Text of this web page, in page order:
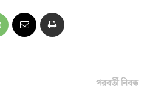
পরবর্তী নিবন্ধ